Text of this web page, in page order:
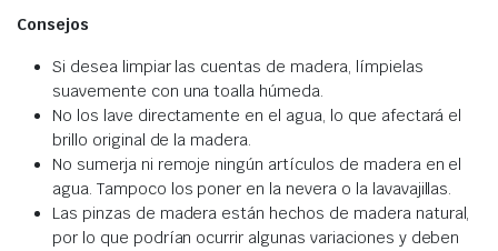
Consejos
Si desea limpiar las cuentas de madera, límpielas
suavemente con una toalla húmeda.
No los lave directamente en el agua, lo que afectará el
brillo original de la madera.
No sumerja ni remoje ningún artículos de madera en el
agua. Tampoco los poner en la nevera o la lavavajillas.
Las pinzas de madera están hechos de madera natural,
por lo que podrían ocurrir algunas variaciones y deben